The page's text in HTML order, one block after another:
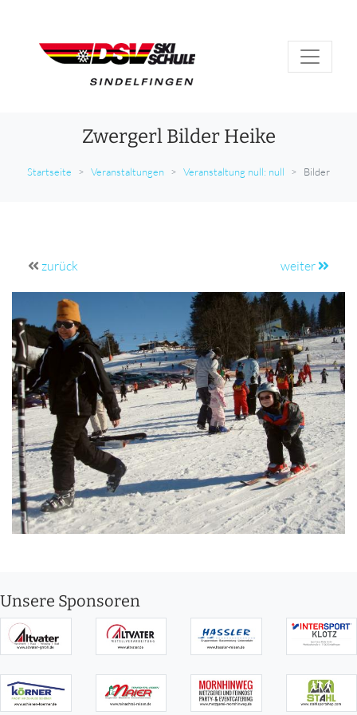
Zwergerl Bilder Heike
Startseite Veranstaltungen Veranstaltung null: null Bilder
zurück weiter
Unsere Sponsoren